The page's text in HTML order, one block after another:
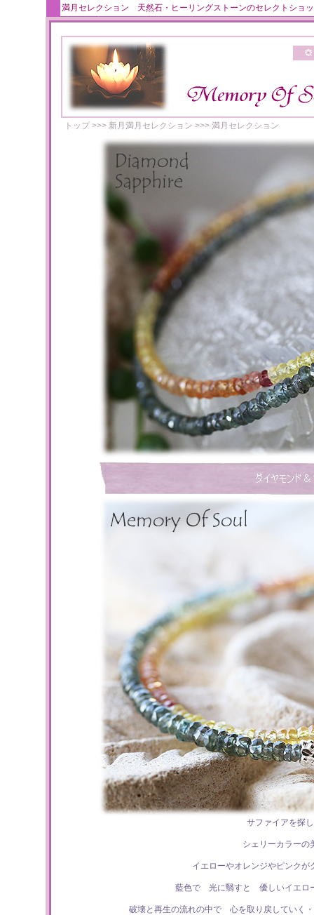
満月セレクション 天然石・ヒーリングストーンのセレクトショ
トップ>>> 新月満月セレクション >>> 満月セレクション
サファイアを探
シェリーカラーの
イエローやオレンジやピンク
藍色で 光に翳すと 優しいイエロ
破壊と再生の流れの中で 心を取り戻していく